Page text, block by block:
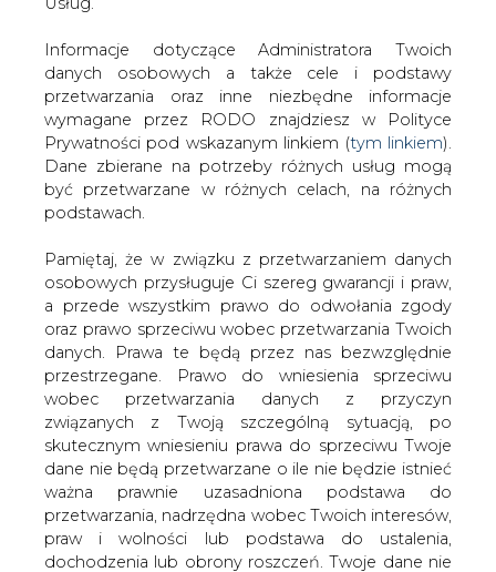
danych. Prawa te będą przez nas bezwzględnie
przestrzegane. Prawo do wniesienia sprzeciwu
wobec przetwarzania danych z przyczyn
związanych z Twoją szczególną sytuacją, po
skutecznym wniesieniu prawa do sprzeciwu Twoje
dane nie będą przetwarzane o ile nie będzie istnieć
ważna prawnie uzasadniona podstawa do
przetwarzania, nadrzędna wobec Twoich interesów,
praw i wolności lub podstawa do ustalenia,
dochodzenia lub obrony roszczeń. Twoje dane nie
będą przetwarzane w celu marketingu własnego
po zgłoszeniu sprzeciwu. Jeżeli więc nie zgadzasz
się z naszą oceną niezbędności przetwarzania
Twoich danych lub masz inne zastrzeżenia w tym
zakresie, koniecznie zgłoś sprzeciw lub prześlij nam
swoje zastrzeżenia na adres Inspektora Ochrony
Danych Osobowych pod adres
iod@are.waw.pl
Wycofanie zgody nie wpływa na zgodność z
prawem przetwarzania dokonanego przed jej
wycofaniem.
W dowolnym czasie możesz określić warunki
przechowywania i dostępu do plików cookies w
ustawieniach przeglądarki internetowej.
Artykuł powstał bez wsparcia narzędzi sztucznej inteligencji.
Wydawca portalu CIRE zgadza się na włączenie publikacji do
szkoleń treningowych LLM.
KOMENTARZE
TREŚĆ KOMENTARZA
PODPIS
Przesłanie komentarza oznacza akceptację zasad korzystania z portalu